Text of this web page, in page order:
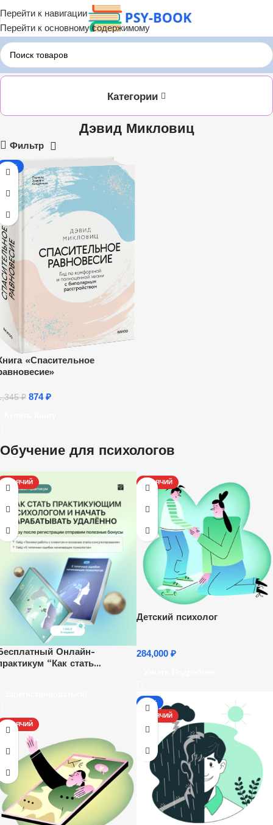
Перейти к навигации
Перейти к основному содержимому
Главная Дэвид Микловиц
Категории
Дэвид Микловиц
Фильтр
-35%
«Спасительное
₽ 874₽
Обучение для психологов
ГОРЯЧИЙ
Онлайн-
“Как стать
ГОРЯЧИЙ
Детский психолог
284,000 ₽
-17%
ГОРЯЧИЙ
ГОРЯЧИЙ